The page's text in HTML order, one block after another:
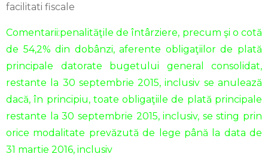
facilitati fiscale
Comentarii:penalităţile de întârziere, precum şi o cotă
de 54,2% din dobânzi, aferente obligaţiilor de plată
principale datorate bugetului general consolidat,
restante la 30 septembrie 2015, inclusiv se anulează
dacă, în principiu, toate obligaţiile de plată principale
restante la 30 septembrie 2015, inclusiv, se sting prin
orice modalitate prevăzută de lege până la data de
31 martie 2016, inclusiv